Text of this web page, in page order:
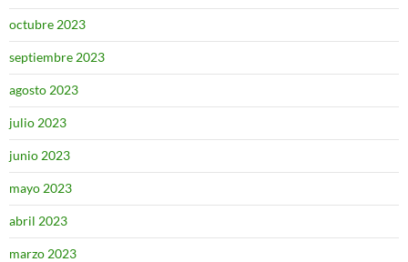
octubre 2023
septiembre 2023
agosto 2023
julio 2023
junio 2023
mayo 2023
abril 2023
marzo 2023